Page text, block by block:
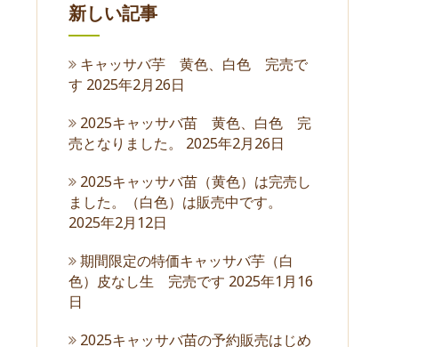
新しい記事
キャッサバ芋 黄色、白色 完売で
す 2025年2月26日
2025キャッサバ苗 黄色、白色 完
売となりました。
2025年2月26日
2025キャッサバ苗（黄色）は完売し
ました。（白色）は販売中です。
2025年2月12日
期間限定の特価キャッサバ芋（白
色）皮なし生 完売です 2025年1月16
日
2025キャッサバ苗の予約販売はじめ